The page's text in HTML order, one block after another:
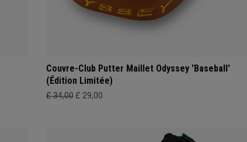
Couvre-Club Putter Maillet Odyssey 'Baseball'
(Édition Limitée)
£ 34,00 £ 29,00